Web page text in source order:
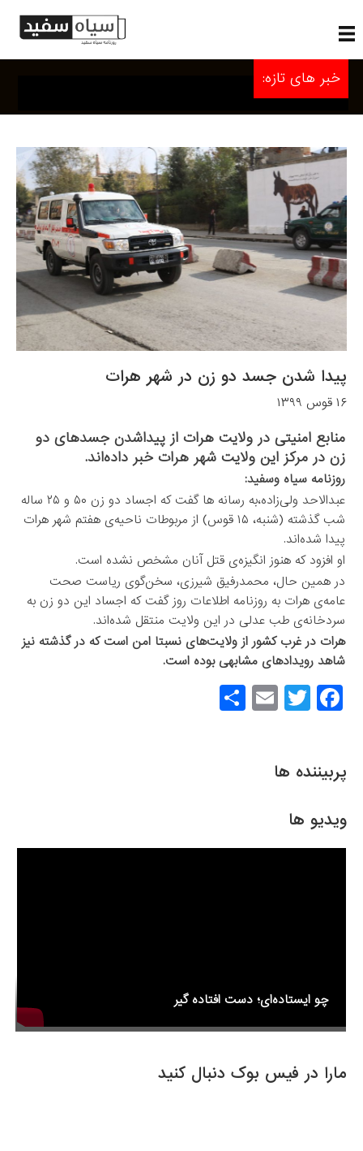
خبر های تازه:
پربیننده ها
ویدیو ها
چو ایستاده‌ای؛ دست افتاده گیر
مارا در فیس بوک دنبال کنید
پیدا شدن جسد دو زن در شهر هرات
۱۶ قوس ۱۳۹۹
منابع امنیتی در ولایت هرات از پیداشدن جسدهای دو
زن در مرکز این ولایت شهر هرات خبر داده‌اند.
روزنامه سیاه وسفید:
عبدالاحد ولی‌زاده،به رسانه ها گفت که اجساد دو زن ۵۰ و ۲۵ ساله
شب گذشته (شنبه، ۱۵ قوس) از مربوطات ناحیه‌ی هفتم شهر هرات
پیدا شده‌اند.
او افزود که هنوز انگیزه‌ی قتل آنان مشخص نشده است.
در همین حال، محمدرفیق شیرزی، سخن‌گوی ریاست صحت
عامه‌ی هرات به روزنامه اطلاعات روز گفت که اجساد این دو زن به
سردخانه‌ی طب عدلی در این ولایت منتقل شده‌اند.
هرات در غرب کشور از ولایت‌های نسبتا امن است که در گذشته نیز
شاهد رویدادهای مشابهی بوده است.
F
a
e
o
o
T
wi
er
E
m